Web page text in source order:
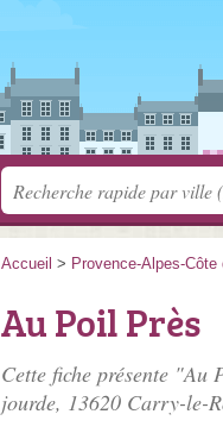
Accueil > Provence-Alpes-Côte
Au Poil Près
Cette fiche présente
jourde, 13620 Carry-le-